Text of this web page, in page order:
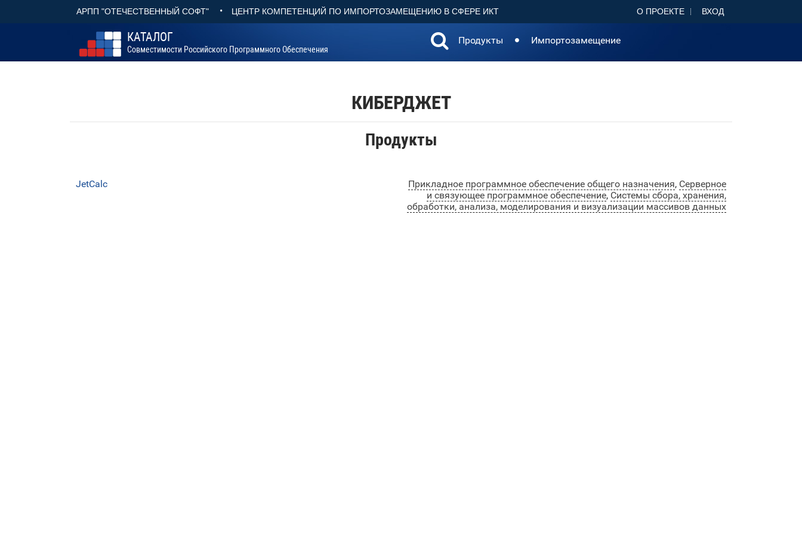
АРПП "ОТЕЧЕСТВЕННЫЙ СОФТ" • ЦЕНТР КОМПЕТЕНЦИЙ ПО ИМПОРТОЗАМЕЩЕНИЮ В СФЕРЕ ИКТ О ПРОЕКТЕ ВХОД
КАТАЛОГ
Совместимости Российского Программного Обеспечения
Продукты Импортозамещение
КИБЕРДЖЕТ
Продукты
JetCalc Прикладное программное обеспечение общего назначения, Серверное
и связующее программное обеспечение, Системы сбора, хранения,
обработки, анализа, моделирования и визуализации массивов данных